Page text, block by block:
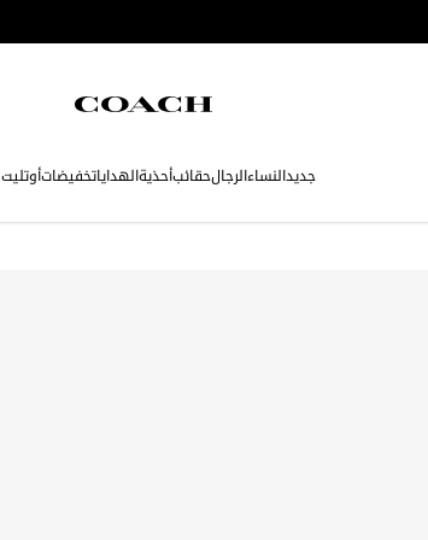
جديدالنساءالرجالحقائبأحذيةالهداياتخفيضاتأوتليت